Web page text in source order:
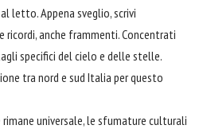
letto. Appena sveglio, scrivi
anche frammenti. Concentrati
specifici del cielo e delle stelle.
tra nord e sud Italia per questo
universale, le sfumature culturali